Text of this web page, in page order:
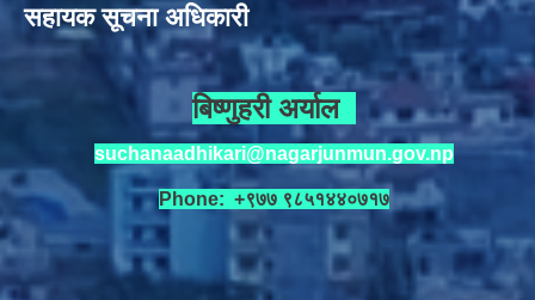
सहायक सूचना अधिकारी
बिष्णुहरी अर्याल
suchanaadhikari@nagarjunmun.gov.np
Phone: +९७७ ९८५१४४०७१७